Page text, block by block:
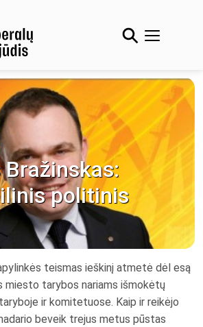
Bražinskas:
politinis
teismas ieškinį atmetė dėl esą
miesto tarybos nariams išmokėtų
ir komitetuose. Kaip ir reikėjo
beveik trejus metus pūstas